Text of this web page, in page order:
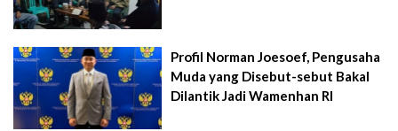
Profil Norman Joesoef, Pengusaha
Muda yang Disebut-sebut Bakal
Dilantik Jadi Wamenhan RI